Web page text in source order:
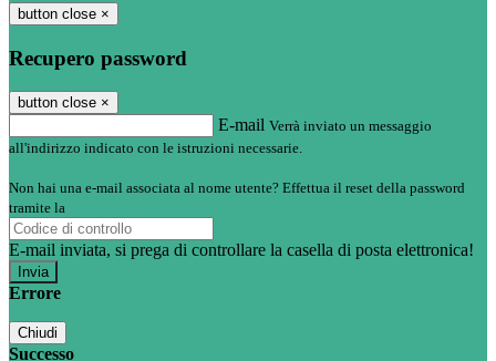
button close ×
Recupero password
button close ×
E-mail Verrà inviato un messaggio
all'indirizzo indicato con le istruzioni necessarie.
Non hai una e-mail associata al nome utente? Effettua il reset della password
tramite la
E-mail inviata, si prega di controllare la casella di posta elettronica!
Errore
Chiudi
Successo